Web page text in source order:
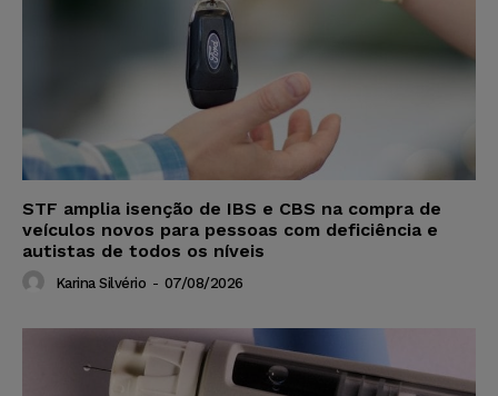
STF amplia isenção de IBS e CBS na compra de
veículos novos para pessoas com deficiência e
autistas de todos os níveis
Karina Silvério - 07/08/2026